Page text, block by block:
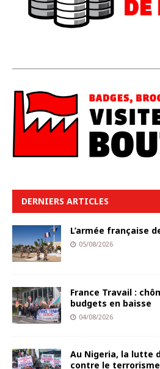
DERNIERS ARTICLES
L’armée française
05/08/2026
France Travail :
budgets en baisse
04/08/2026
Au Nigeria, la lutte
contre le terrorisme